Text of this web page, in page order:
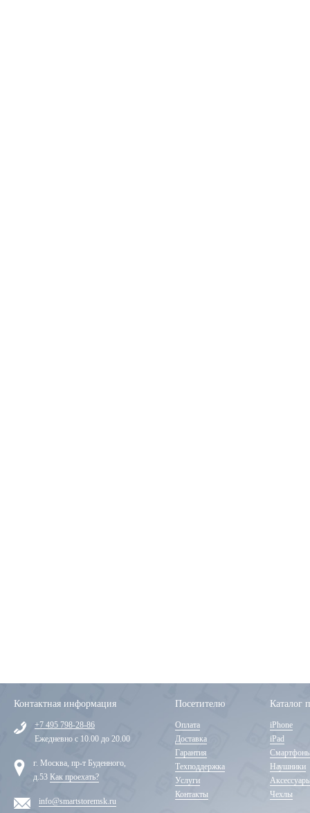
Контактная информация
+7 495 798-28-86
Ежедневно с 10.00 до 20.00
г. Москва, пр-т Буденного,
д.53 Как проехать?
info@smartstoremsk.ru
Посетителю
Оплата
Доставка
Гарантия
Техподдержка
Услуги
Контакты
Каталог
iPhone
iPad
Наушники
Чехлы